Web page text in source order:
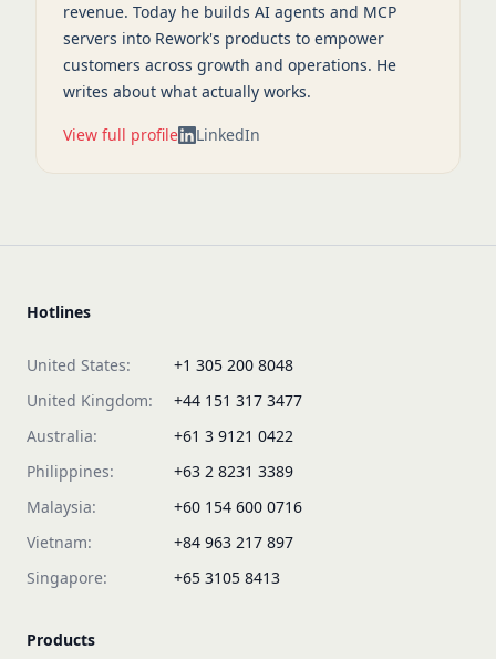
revenue. Today he builds AI agents and MCP
servers into Rework's products to empower
customers across growth and operations. He
writes about what actually works.
View full profile LinkedIn
Hotlines
United States:
+1 305 200 8048
United Kingdom:
+44 151 317 3477
Australia:
+61 3 9121 0422
Philippines:
+63 2 8231 3389
Malaysia:
+60 154 600 0716
Vietnam:
+84 963 217 897
Singapore:
+65 3105 8413
Products